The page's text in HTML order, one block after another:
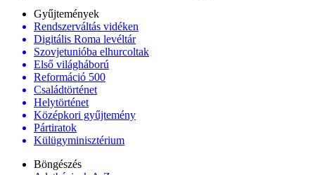
Gyűjtemények
Rendszerváltás vidéken
Digitális Roma levéltár
Szovjetunióba elhurcoltak
Első világháború
Reformáció 500
Családtörténet
Helytörténet
Középkori gyűjtemény
Pártiratok
Külügyminisztérium
Böngészés